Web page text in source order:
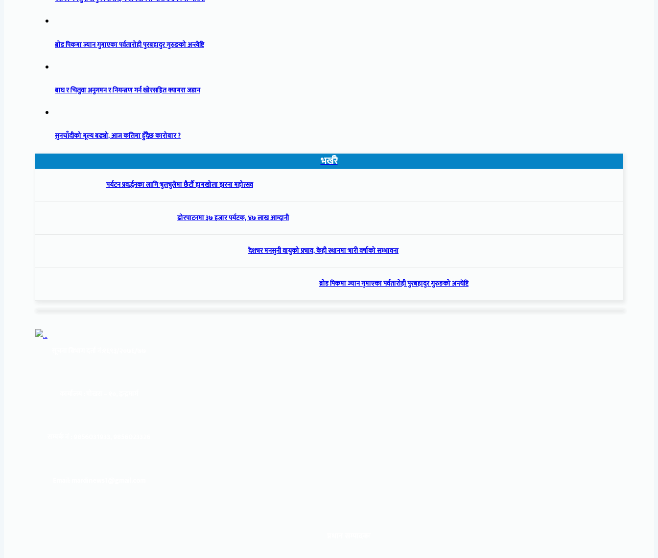
ब्रोड पिकमा ज्यान गुमाएका पर्वतारोही पुरबहादुर गुरुङको अन्त्येष्टि
बाघ र चितुवा अनुगमन र नियन्त्रण गर्न खोरसहित क्यामरा जडान
सुनचाँदीको मूल्य बढ्यो, आज कतिमा हुँदैछ कारोबार ?
भर्खरै
पर्यटन प्रवर्द्धनका लागि भुलभुलेमा छैटौँ हामखोला झरना महोत्सव
ढोरपाटनमा ३७ हजार पर्यटक, ४७ लाख आम्दानी
देशभर मनसुनी वायुको प्रभाव, केही स्थानमा भारी वर्षाको सम्भावना
ब्रोड पिकमा ज्यान गुमाएका पर्वतारोही पुरबहादुर गुरुङको अन्त्येष्टि